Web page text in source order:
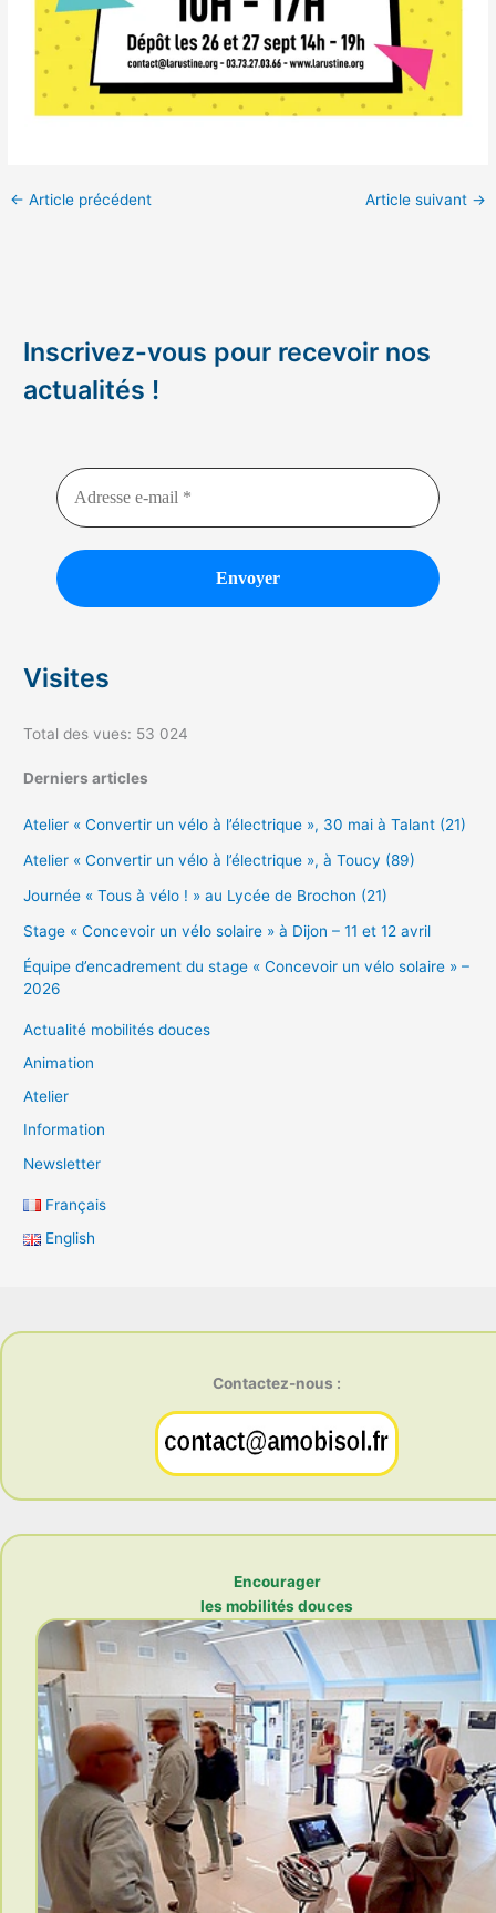
← Article précédent Article suivant →
Inscrivez-vous pour recevoir nos
actualités !
Visites
Total des vues: 53 024
Derniers articles
Atelier « Convertir un vélo à l’électrique », 30 mai à Talant (21)
Atelier « Convertir un vélo à l’électrique », à Toucy (89)
Journée « Tous à vélo ! » au Lycée de Brochon (21)
Stage « Concevoir un vélo solaire » à Dijon – 11 et 12 avril
Équipe d’encadrement du stage « Concevoir un vélo solaire » –
2026
Actualité mobilités douces
Animation
Atelier
Information
Newsletter
Français
English
Contactez-nous :
Encourager
les mobilités douces